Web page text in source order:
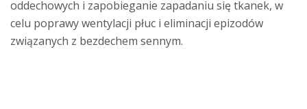
oddechowych i zapobieganie zapadaniu się tkanek, w
celu poprawy wentylacji płuc i eliminacji epizodów
związanych z bezdechem sennym.